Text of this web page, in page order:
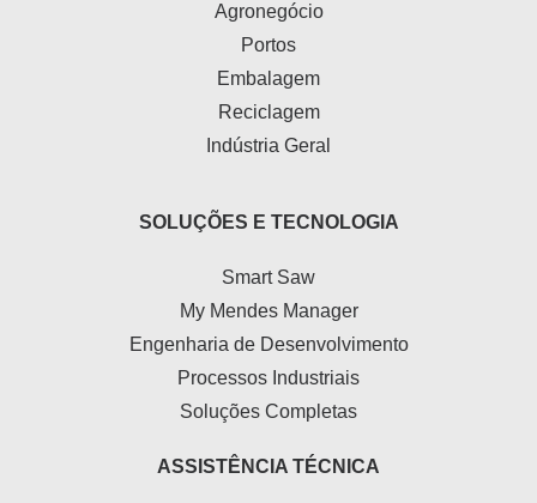
Agronegócio
Portos
Embalagem
Reciclagem
Indústria Geral
SOLUÇÕES E TECNOLOGIA
Smart Saw
My Mendes Manager
Engenharia de Desenvolvimento
Processos Industriais
Soluções Completas
ASSISTÊNCIA TÉCNICA